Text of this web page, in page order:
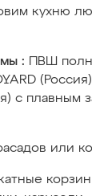
кухню
:
ПВШ
с плавным
или